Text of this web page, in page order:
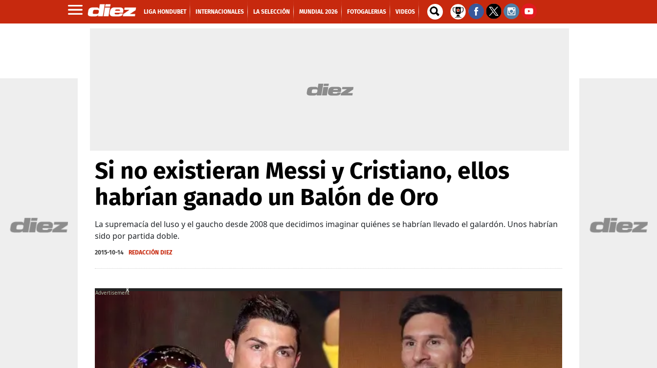
LIGA HONDUBET INTERNACIONALES LA SELECCIÓN MUNDIAL 2026 FOTOGALERIAS VIDEOS
Si no existieran Messi y Cristiano, ellos
habrían ganado un Balón de Oro
La supremacía del luso y el gaucho desde 2008 que decidimos imaginar quiénes se habrían llevado el galardón. Unos habrían
sido por partida doble.
2015-10-14 REDACCIÓN DIEZ
X